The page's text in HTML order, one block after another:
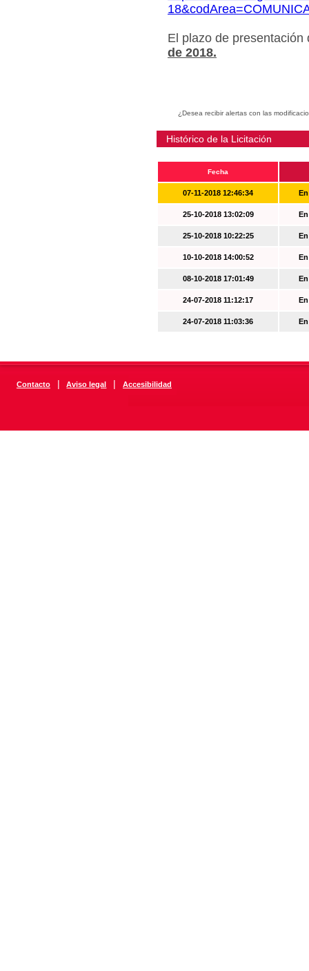
El plazo de
de 2018.
¿Desea recibir alertas con las
Histórico de la Licitación
Fecha
07-11-2018 12:46:34
25-10-2018 13:02:09
25-10-2018 10:22:25
10-10-2018 14:00:52
08-10-2018 17:01:49
24-07-2018 11:12:17
24-07-2018 11:03:36
Contacto | Aviso legal | Accesibilidad